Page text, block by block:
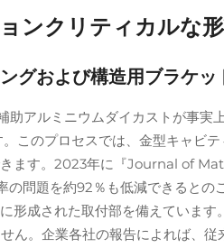
ンクリティカルな
グおよび構造用ブラケッ
アルミニウムダイカストが事実
このプロセスでは、金型キャビ
きます。2023年に『Journal of
問題を約92％も低減できるとの
形成された取付部を備えています
ん。企業各社の報告によれば、